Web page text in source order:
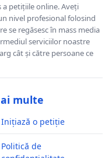
a petițiile online. Aveți
nivel profesional folosind
se regăsesc în mass media
serviciilor noastre
cât și către persoane ce
multe
Inițiază o petiție
Politică de